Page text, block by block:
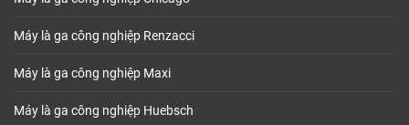
Máy là ga công nghiệp Renzacci
Máy là ga công nghiệp Maxi
Máy là ga công nghiệp Huebsch